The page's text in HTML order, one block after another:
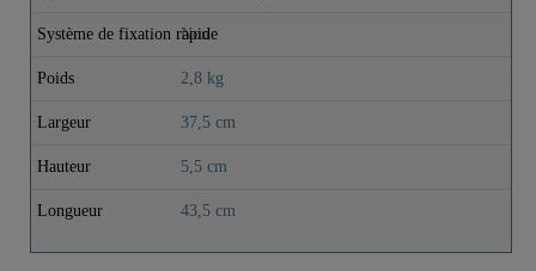
Système de fixation rapide
Non
Poids 2,8 kg
Largeur 37,5 cm
Hauteur 5,5 cm
Longueur 43,5 cm